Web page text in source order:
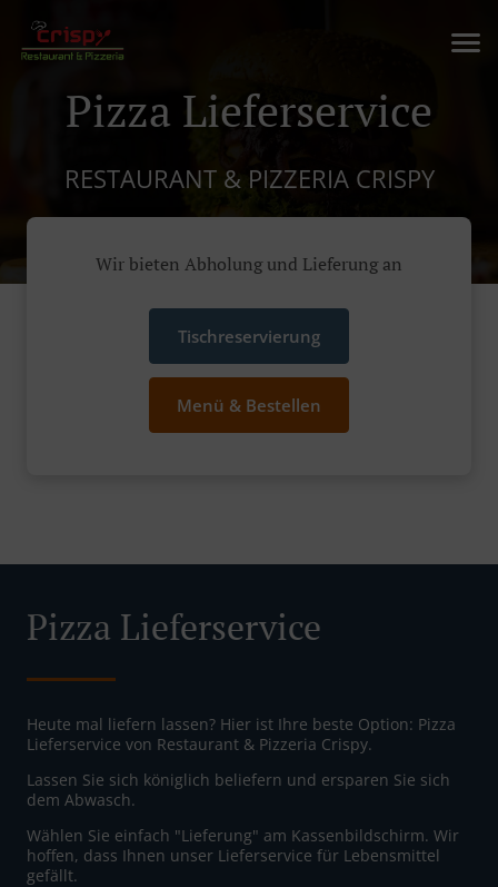
Pizza Lieferservice
RESTAURANT & PIZZERIA CRISPY
Wir bieten Abholung und Lieferung an
Tischreservierung
Menü & Bestellen
Pizza Lieferservice
Heute mal liefern lassen? Hier ist Ihre beste Option: Pizza
Lieferservice von Restaurant & Pizzeria Crispy.
Lassen Sie sich königlich beliefern und ersparen Sie sich
dem Abwasch.
Wählen Sie einfach "Lieferung" am Kassenbildschirm. Wir
hoffen, dass Ihnen unser Lieferservice für Lebensmittel
gefällt.